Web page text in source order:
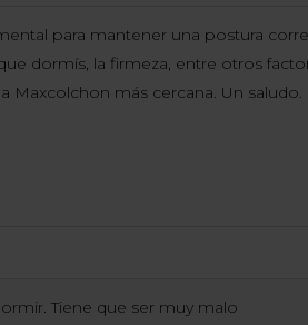
para mantener una postura
dormís, la firmeza, entre otros
Maxcolchon más cercana. Un saludo.
Tiene que ser muy malo